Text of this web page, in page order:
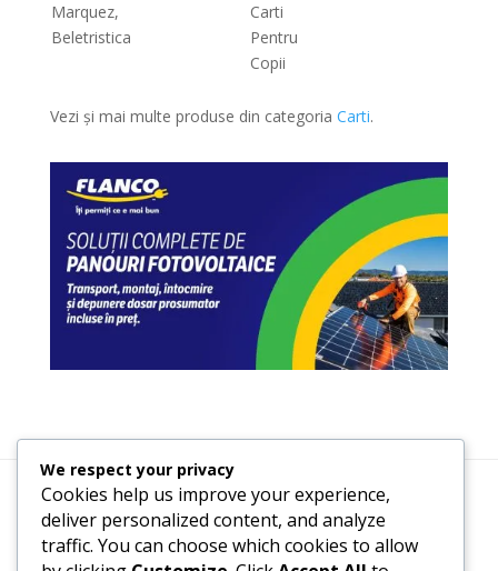
Marquez,
Beletristica
Carti
Pentru
Copii
Vezi și mai multe produse din categoria Carti.
Termeni, Condiții & Protecția Datelor (GDPR)
We respect your privacy
Cookies help us improve your experience,
deliver personalized content, and analyze
traffic. You can choose which cookies to allow